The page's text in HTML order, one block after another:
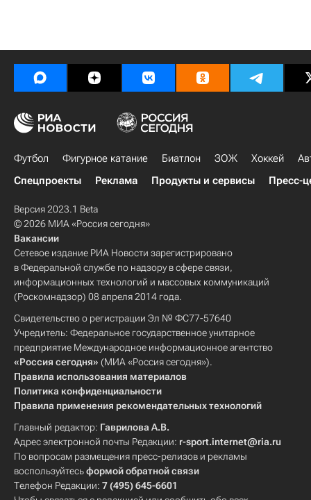
Футбол Фигурное катание Биатлон ЗОЖ Хоккей
Спецпроекты
Реклама Продукты и сервисы Пресс-
Версия 2023.1 Beta
© 2026 МИА «Россия сегодня»
Вакансии
Сетевое издание РИА Новости зарегистрировано
в Федеральной службе по надзору в сфере связи,
информационных технологий и массовых коммуникаций
(Роскомнадзор) 08 апреля 2014 года.
Свидетельство о регистрации Эл № ФС77-57640
Учредитель: Федеральное государственное унитарное
предприятие Международное информационное агентство
«Россия сегодня» (МИА «Россия сегодня»).
Правила использования материалов
Политика конфиденциальности
Правила применения рекомендательных технологий
Главный редактор: Гаврилова А.В.
Адрес электронной почты Редакции: r-sport.internet@ria.ru
По вопросам размещения пресс-релизов и рекламы
воспользуйтесьформой обратной связи
Телефон Редакции: 7 (495) 645-6601